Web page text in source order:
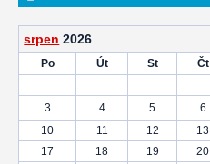
srpen 2026
Po Út St Čt
3
4 5 6
10
11 12 13
17
18 19 20